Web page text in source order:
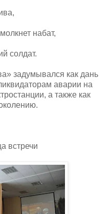
набат,
солдат.
задумывался как дань
аварии на
а также как
встречи